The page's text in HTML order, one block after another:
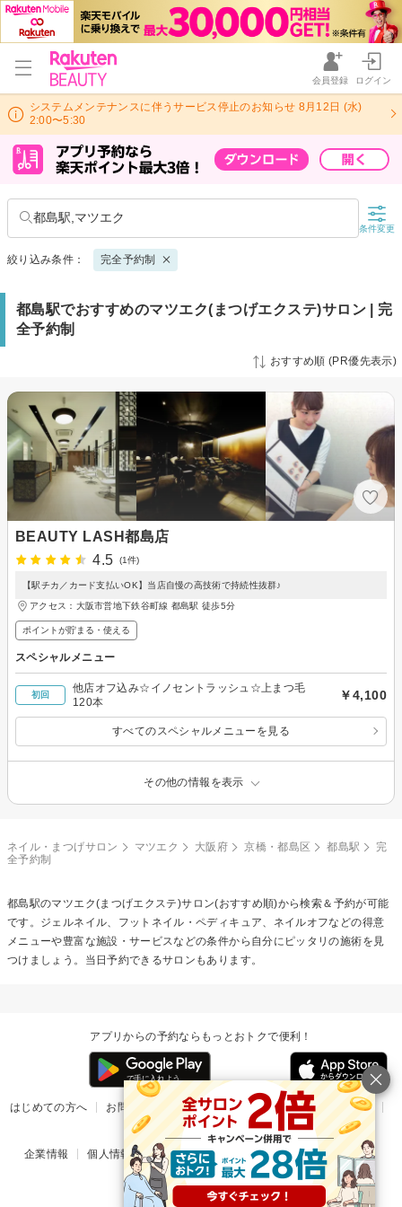
会員登録 ログイン
システムメンテナンスに伴うサービス停止のお知らせ 8月12日 (水)
2:00〜5:30
都島駅,マツエク
条件変更
絞り込み条件： 完全予約制
都島駅でおすすめのマツエク(まつげエクステ)サロン | 完
全予約制
おすすめ順 (PR優先表示)
BEAUTY LASH都島店
4.5
(1件)
【駅チカ／カード支払いOK】当店自慢の高技術で持続性抜群♪
アクセス：大阪市営地下鉄谷町線 都島駅 徒歩5分
ポイントが貯まる・使える
スペシャルメニュー
初回
他店オフ込み☆イノセントラッシュ☆上まつ毛
120本
￥4,100
すべてのスペシャルメニューを見る
その他の情報を表示
ネイル・まつげサロン マツエク 大阪府 京橋・都島区 都島駅
完
全予約制
都島駅のマツエク(まつげエクステ)サロン(おすすめ順)から検索＆予約が可能
です。ジェルネイル、フットネイル・ペディキュア、ネイルオフなどの得意
メニューや豊富な施設・サービスなどの条件から自分にピッタリの施術を見
つけましょう。当日予約できるサロンもあります。
アプリからの予約ならもっとおトクで便利！
はじめての方へ お問い合わせ ヘルプ リリース情報
利用規約
掲載ご希望のサロン様
企業情報 個人情報保護方針 楽天のサービス一覧 アプリ一覧
© Rakuten Group, Inc.